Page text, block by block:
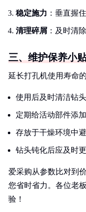
稳定施力 ：垂直握
清理碎屑 ：及时清
三、维护保养小
延长打孔机使用寿命
使用后及时清洁钻
定期给活动部件添
存放于干燥环境中
钻头钝化后应及时
爱采购从参数比对到
您省时省力。各位老
验！